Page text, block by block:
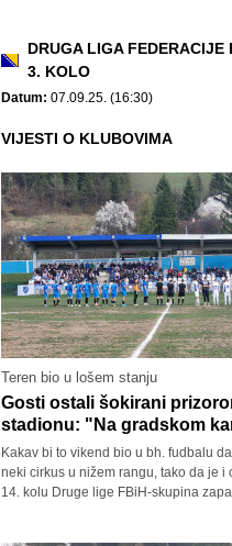
DRUGA LIGA FEDERACIJE
3. KOLO
Datum: 07.09.25. (16:30)
VIJESTI O KLUBOVIMA
Teren bio u lošem stanju
Gosti ostali šokirani
stadionu: "Na gradskom
Kakav bi to vikend bio u bh. fudbalu
neki cirkus u nižem rangu, tako da je i
14. kolu Druge lige FBiH-skupina